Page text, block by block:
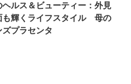
ヘルス＆ビューティー：外見
も輝くライフスタイル 母の
ズプラセンタ